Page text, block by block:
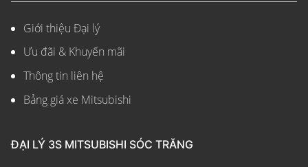
Giới thiệu Đại lý
Ưu đãi & Khuyến mãi
Thông tin liên hệ
Bảng giá xe Mitsubishi
ĐẠI LÝ 3S MITSUBISHI SÓC TRĂNG